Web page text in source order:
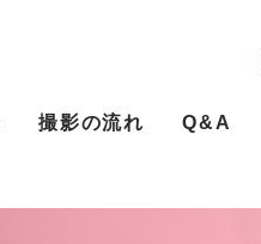
撮影の流れ Q&A